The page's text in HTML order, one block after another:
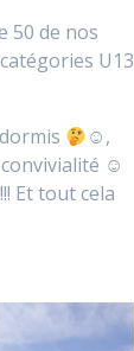
50 de nos
U13
☺,
☺
Et tout cela